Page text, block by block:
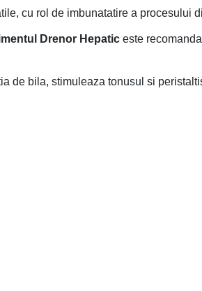
cu rol de imbunatatire a procesului
Drenor Hepatic este
de bila, stimuleaza tonusul si